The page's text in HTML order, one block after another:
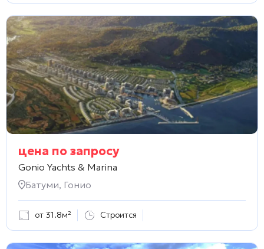
цена по запросу
Gonio Yachts & Marina
Батуми, Гонио
от 31.8м² Строится